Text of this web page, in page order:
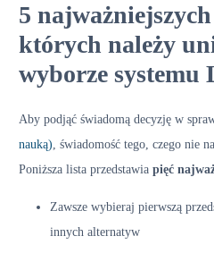
5 najważniejszych
których należy
wyborze systemu
Aby podjąć świadomą decyzję w
nauką), świadomość tego, czego nie
Poniższa lista przedstawia pięć
Zawsze wybieraj pierwszą
innych alternatyw